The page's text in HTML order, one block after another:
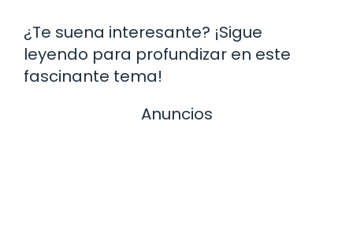
¿Te suena interesante? ¡Sigue
leyendo para profundizar en este
fascinante tema!
Anuncios